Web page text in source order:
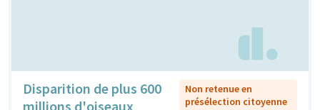
Disparition de plus 600
millions d'oiseaux
Non retenue en
présélection citoyenne